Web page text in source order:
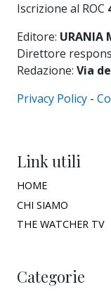
Iscrizione al ROC
Editore: URANIA
Direttore
Redazione: Via
Privacy Policy -
Link utili
HOME
CHI SIAMO
THE WATCHER TV
Categorie